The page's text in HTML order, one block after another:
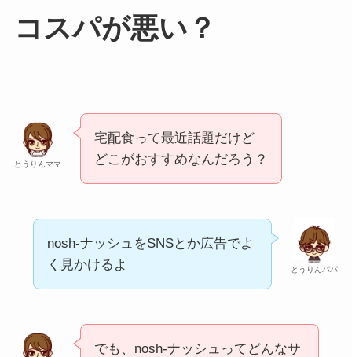
コスパが悪い？
とうりんママ
宅配食って最近話題だけど
どこがおすすめなんだろう？
とうりんパパ
nosh-ナッシュをSNSとか広告でよ
く見かけるよ
でも、nosh-ナッシュってどんなサ